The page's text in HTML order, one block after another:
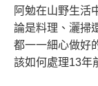
阿勉在山野生活
論是料理、灑掃
都一一細心做好
該如何處理13